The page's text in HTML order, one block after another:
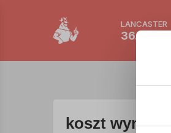
LANCASTER
36.9 °C
koszt